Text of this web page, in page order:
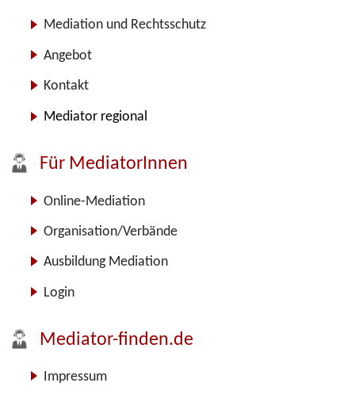
Mediation und Rechtsschutz
Angebot
Kontakt
Mediator regional
Für MediatorInnen
Online-Mediation
Organisation/Verbände
Ausbildung Mediation
Login
Mediator-finden.de
Impressum